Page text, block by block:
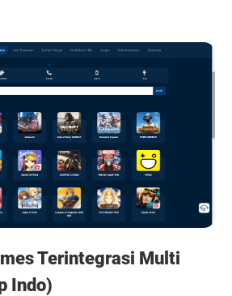
Terintegrasi Multi
Indo)